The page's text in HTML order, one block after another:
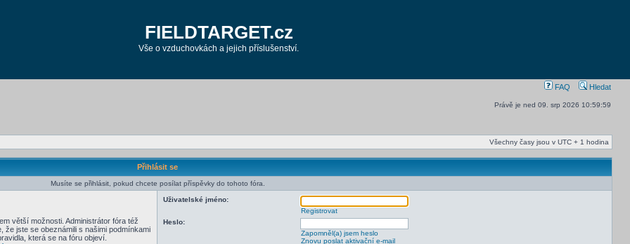
FIELDTARGET.cz
Vše o vzduchovkách a jejich příslušenství.
FAQ Hledat
Právě je ned 09. srp 2026 10:59:59
Všechny časy jsou v UTC + 1 hodina
Přihlásit se
Musíte se přihlásit, pokud chcete posílat příspěvky do tohoto fóra.
větší možnosti. Administrátor fóra též
jste se obeznámili s našimi podmínkami
která se na fóru objeví.
Uživatelské jméno:
Registrovat
Heslo:
Zapomněl(a) jsem heslo
Znovu poslat aktivační e-mail